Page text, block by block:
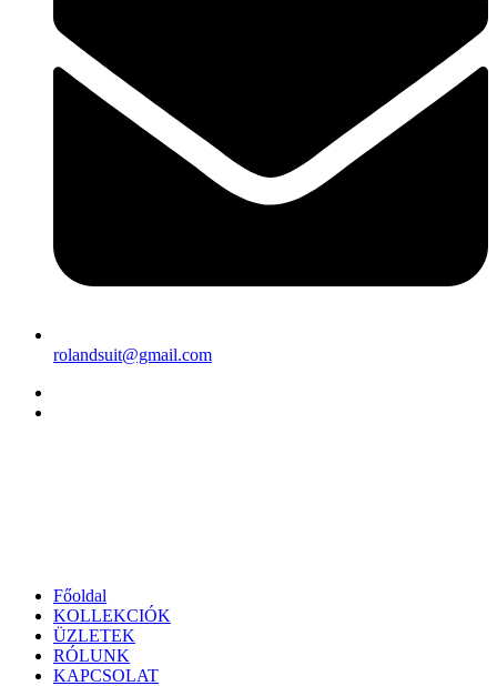
rolandsuit@gmail.com
Főoldal
KOLLEKCIÓK
ÜZLETEK
RÓLUNK
KAPCSOLAT